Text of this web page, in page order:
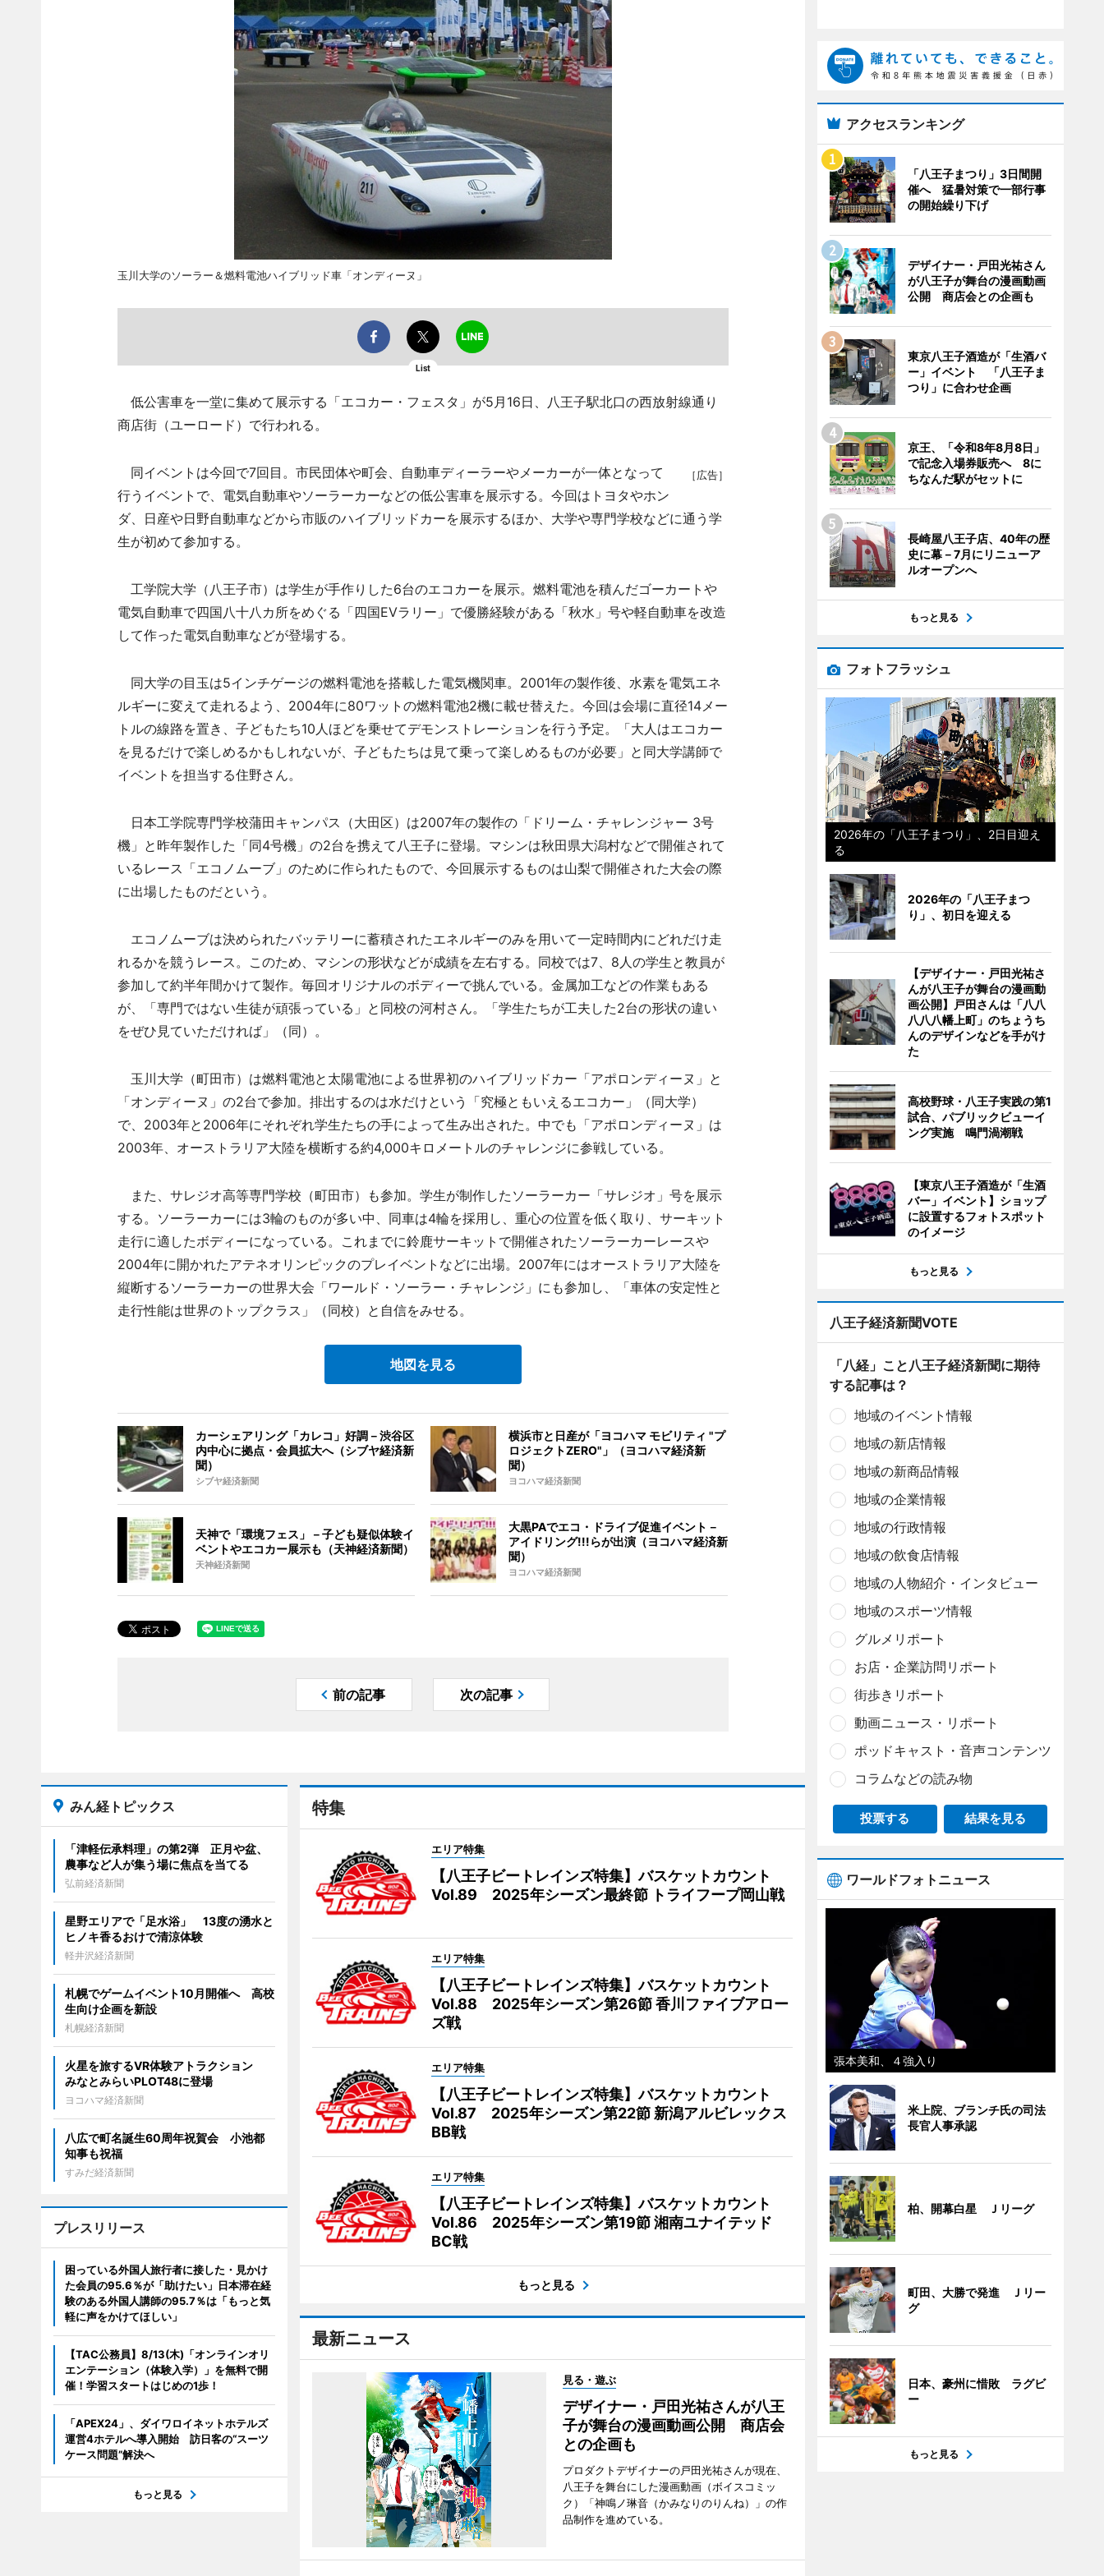
玉川大学のソーラー＆燃料電池ハイブリッド車「オンディーヌ」
List
低公害車を一堂に集めて展示する「エコカー・フェスタ」が5月16日、八王子駅北口の西放射線通り
商店街（ユーロード）で行われる。
［広告］
同イベントは今回で7回目。市民団体や町会、自動車ディーラーやメーカーが一体となって
行うイベントで、電気自動車やソーラーカーなどの低公害車を展示する。今回はトヨタやホン
ダ、日産や日野自動車などから市販のハイブリッドカーを展示するほか、大学や専門学校などに通う学
生が初めて参加する。
工学院大学（八王子市）は学生が手作りした6台のエコカーを展示。燃料電池を積んだゴーカートや
電気自動車で四国八十八カ所をめぐる「四国EVラリー」で優勝経験がある「秋水」号や軽自動車を改造
して作った電気自動車などが登場する。
同大学の目玉は5インチゲージの燃料電池を搭載した電気機関車。2001年の製作後、水素を電気エネ
ルギーに変えて走れるよう、2004年に80ワットの燃料電池2機に載せ替えた。今回は会場に直径14メー
トルの線路を置き、子どもたち10人ほどを乗せてデモンストレーションを行う予定。「大人はエコカー
を見るだけで楽しめるかもしれないが、子どもたちは見て乗って楽しめるものが必要」と同大学講師で
イベントを担当する住野さん。
日本工学院専門学校蒲田キャンパス（大田区）は2007年の製作の「ドリーム・チャレンジャー 3号
機」と昨年製作した「同4号機」の2台を携えて八王子に登場。マシンは秋田県大潟村などで開催されて
いるレース「エコノムーブ」のために作られたもので、今回展示するものは山梨で開催された大会の際
に出場したものだという。
エコノムーブは決められたバッテリーに蓄積されたエネルギーのみを用いて一定時間内にどれだけ走
れるかを競うレース。このため、マシンの形状などが成績を左右する。同校では7、8人の学生と教員が
参加して約半年間かけて製作。毎回オリジナルのボディーで挑んでいる。金属加工などの作業もある
が、「専門ではない生徒が頑張っている」と同校の河村さん。「学生たちが工夫した2台の形状の違い
をぜひ見ていただければ」（同）。
玉川大学（町田市）は燃料電池と太陽電池による世界初のハイブリッドカー「アポロンディーヌ」と
「オンディーヌ」の2台で参加。排出するのは水だけという「究極ともいえるエコカー」（同大学）
で、2003年と2006年にそれぞれ学生たちの手によって生み出された。中でも「アポロンディーヌ」は
2003年、オーストラリア大陸を横断する約4,000キロメートルのチャレンジに参戦している。
また、サレジオ高等専門学校（町田市）も参加。学生が制作したソーラーカー「サレジオ」号を展示
する。ソーラーカーには3輪のものが多い中、同車は4輪を採用し、重心の位置を低く取り、サーキット
走行に適したボディーになっている。これまでに鈴鹿サーキットで開催されたソーラーカーレースや
2004年に開かれたアテネオリンピックのプレイベントなどに出場。2007年にはオーストラリア大陸を
縦断するソーラーカーの世界大会「ワールド・ソーラー・チャレンジ」にも参加し、「車体の安定性と
走行性能は世界のトップクラス」（同校）と自信をみせる。
地図を見る
カーシェアリング「カレコ」好調－渋谷区
内中心に拠点・会員拡大へ（シブヤ経済新
聞）
シブヤ経済新聞
横浜市と日産が「ヨコハマ モビリティ "プ
ロジェクトZERO"」（ヨコハマ経済新
聞）
ヨコハマ経済新聞
天神で「環境フェス」－子ども疑似体験イ
ベントやエコカー展示も（天神経済新聞）
天神経済新聞
大黒PAでエコ・ドライブ促進イベント－
アイドリング!!!らが出演（ヨコハマ経済新
聞）
ヨコハマ経済新聞
前の記事 次の記事
特集
エリア特集
【八王子ビートレインズ特集】バスケットカウント
Vol.89 2025年シーズン最終節 トライフープ岡山戦
エリア特集
【八王子ビートレインズ特集】バスケットカウント
Vol.88 2025年シーズン第26節 香川ファイブアロー
ズ戦
エリア特集
【八王子ビートレインズ特集】バスケットカウント
Vol.87 2025年シーズン第22節 新潟アルビレックス
BB戦
エリア特集
【八王子ビートレインズ特集】バスケットカウント
Vol.86 2025年シーズン第19節 湘南ユナイテッド
BC戦
もっと見る
最新ニュース
見る・遊ぶ
デザイナー・戸田光祐さんが八王
子が舞台の漫画動画公開 商店会
との企画も
プロダクトデザイナーの戸田光祐さんが現在、
八王子を舞台にした漫画動画（ボイスコミッ
ク）「神鳴ノ琳音（かみなりのりんね）」の作
品制作を進めている。
みん経トピックス
「津軽伝承料理」の第2弾 正月や盆、
農事など人が集う場に焦点を当てる
弘前経済新聞
星野エリアで「足水浴」 13度の湧水と
ヒノキ香るおけで清涼体験
軽井沢経済新聞
札幌でゲームイベント10月開催へ 高校
生向け企画を新設
札幌経済新聞
火星を旅するVR体験アトラクション
みなとみらいPLOT48に登場
ヨコハマ経済新聞
八広で町名誕生60周年祝賀会 小池都
知事も祝福
すみだ経済新聞
プレスリリース
困っている外国人旅行者に接した・見かけ
た会員の95.6％が「助けたい」日本滞在経
験のある外国人講師の95.7％は「もっと気
軽に声をかけてほしい」
【TAC公務員】8/13(木)「オンラインオリ
エンテーション（体験入学）」を無料で開
催！学習スタートはじめの1歩！
「APEX24」、ダイワロイネットホテルズ
運営4ホテルへ導入開始 訪日客の“スーツ
ケース問題”解決へ
もっと見る
アクセスランキング
「八王子まつり」3日間開
催へ 猛暑対策で一部行事
の開始繰り下げ
デザイナー・戸田光祐さん
が八王子が舞台の漫画動画
公開 商店会との企画も
東京八王子酒造が「生酒バ
ー」イベント 「八王子ま
つり」に合わせ企画
京王、「令和8年8月8日」
で記念入場券販売へ 8に
ちなんだ駅がセットに
長崎屋八王子店、40年の歴
史に幕－7月にリニューア
ルオープンへ
もっと見る
フォトフラッシュ
2026年の「八王子まつり」、2日目迎え
る
2026年の「八王子まつ
り」、初日を迎える
【デザイナー・戸田光祐さ
んが八王子が舞台の漫画動
画公開】戸田さんは「八八
八八八幡上町」のちょうち
んのデザインなどを手がけ
た
高校野球・八王子実践の第1
試合、パブリックビューイ
ング実施 鳴門渦潮戦
【東京八王子酒造が「生酒
バー」イベント】ショップ
に設置するフォトスポット
のイメージ
もっと見る
八王子経済新聞VOTE
「八経」こと八王子経済新聞に期待
する記事は？
地域のイベント情報
地域の新店情報
地域の新商品情報
地域の企業情報
地域の行政情報
地域の飲食店情報
地域の人物紹介・インタビュー
地域のスポーツ情報
グルメリポート
お店・企業訪問リポート
街歩きリポート
動画ニュース・リポート
ポッドキャスト・音声コンテンツ
コラムなどの読み物
投票する 結果を見る
ワールドフォトニュース
張本美和、４強入り
米上院、ブランチ氏の司法
長官人事承認
柏、開幕白星 Ｊリーグ
町田、大勝で発進 Ｊリー
グ
日本、豪州に惜敗 ラグビ
ー
もっと見る